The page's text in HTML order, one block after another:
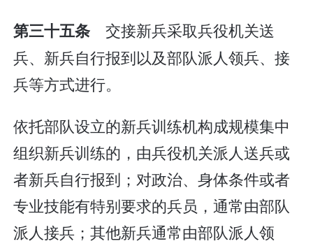
第三十五条 交接新兵采取兵役机关送
兵、新兵自行报到以及部队派人领兵、接
兵等方式进行。
依托部队设立的新兵训练机构成规模集中
组织新兵训练的，由兵役机关派人送兵或
者新兵自行报到；对政治、身体条件或者
专业技能有特别要求的兵员，通常由部队
派人接兵；其他新兵通常由部队派人领